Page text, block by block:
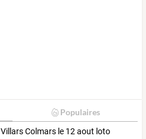
Populaires
Villars Colmars le 12 aout loto